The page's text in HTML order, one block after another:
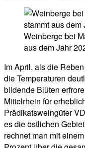
Weinberge bei
aus dem Jahr
Im April, als die
die Temperaturen
bildende Blüten
Mittelrhein für
Prädikatsweingüter
es die östlichen
rechnet man mit